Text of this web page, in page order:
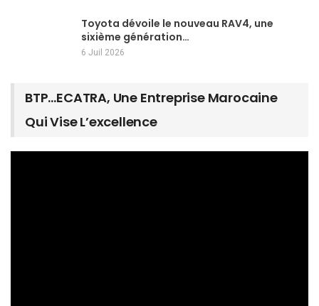
Toyota dévoile le nouveau RAV4, une
sixième génération…
6 Juil 2026
BTP…ECATRA, Une Entreprise Marocaine
Qui Vise L’excellence